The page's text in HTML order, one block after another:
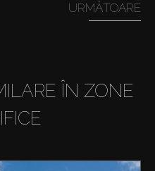
URMĂTOARE
ÎN ZONE